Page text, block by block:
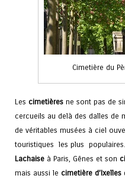
Cimetière du
Les cimetières ne sont pas de
cercueils au delà des dalles de
de véritables musées à ciel
touristiques les plus
Lachaise à Paris, Gênes et son
mais aussi le cimetière d’Ixelles